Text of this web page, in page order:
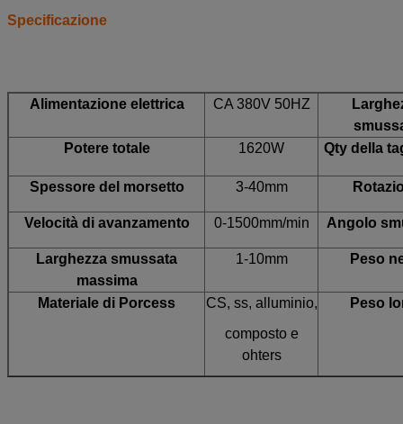
Specificazione
Alimentazione elettrica CA 380V 50HZ
Potere totale
1620W Qty della
Spessore del morsetto 3-40mm
Velocità di avanzamento 0-1500mm/min Angolo
Larghezza smussata
massima
1-10mm Peso
Materiale di Porcess
CS, ss, alluminio,
composto e
ohters
Peso